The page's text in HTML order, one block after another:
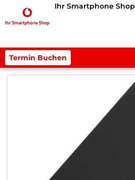
Ihr Smartphone Shop
Termin Buchen